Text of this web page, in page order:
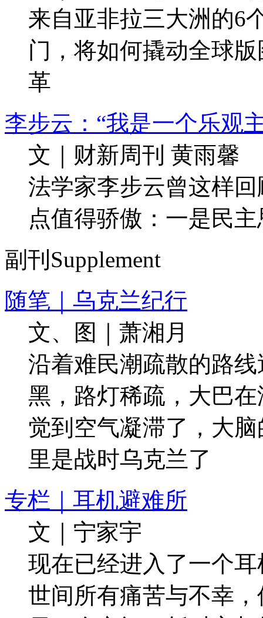
来自亚非拉三大洲的6
门，将如何撬动全球
革
李步云：“我是一个乐观
文｜财新周刊 黄雨馨
法学家李步云曾这样
点值得骄傲：一是民
副刊 Supplement
随笔｜乌克兰纪行
文、图｜萧湘月
沿着难民潮疏散的路
黑，路灯稀疏，大巴
觉到空气凝滞了，大
里是战时乌克兰了
专栏｜耳机避难所
文｜宁家宇
现在已经进入了一个
世间所有痛苦与不幸